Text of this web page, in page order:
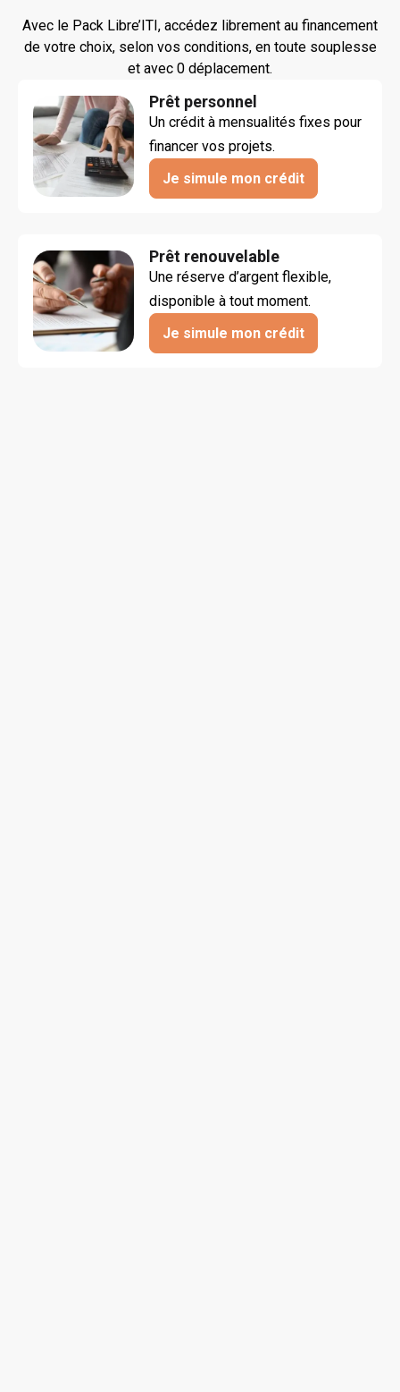
Avec le Pack Libre’ITI, accédez librement au financement
de votre choix, selon vos conditions, en toute souplesse
et avec 0 déplacement.
Prêt personnel
Un crédit à mensualités fixes pour
financer vos projets.
Je simule mon crédit
Prêt renouvelable
Une réserve d’argent flexible,
disponible à tout moment.
Je simule mon crédit